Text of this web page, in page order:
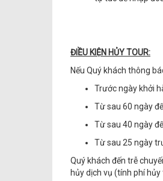
ĐIỀU KIỆN HỦY TOUR:
Nếu Quý khách thông
Trước ngày khởi
Từ sau 60 ngày
Từ sau 40 ngày
Từ sau 25 ngày
Quý khách đến trễ
hủy dịch vụ (tính phí